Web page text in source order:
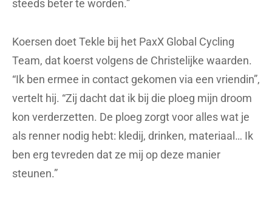
steeds beter te worden.”
Koersen doet Tekle bij het PaxX Global Cycling
Team, dat koerst volgens de Christelijke waarden.
“Ik ben ermee in contact gekomen via een vriendin”,
vertelt hij. “Zij dacht dat ik bij die ploeg mijn droom
kon verderzetten. De ploeg zorgt voor alles wat je
als renner nodig hebt: kledij, drinken, materiaal… Ik
ben erg tevreden dat ze mij op deze manier
steunen.”